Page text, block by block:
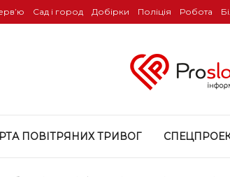
Сад і город Добірки Поліція Робота
ПОВІТРЯНИХ ТРИВОГ